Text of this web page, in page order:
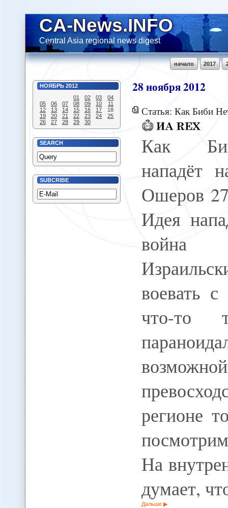
CA-News.INFO
Central Asia regional news digest
2017
начало
НОЯБРЬ 2012
01
02 03
04
05
06 07 08 09 10
11
12
13 14 15 16 17
18
19
20 21 22 23 24
25
26
27 28 29 30
SEARCH
SUBCRIBE
28ноября2012
Статья: Как Биби
Как
нападёт
Ошеров
Идея
война
воевать
что-
регионе
На
думает,
Дальше